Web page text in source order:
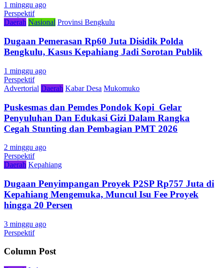
1 minggu ago
Perspektif
Daerah Nasional Provinsi Bengkulu
Dugaan Pemerasan Rp60 Juta Disidik Polda
Bengkulu, Kasus Kepahiang Jadi Sorotan Publik
1 minggu ago
Perspektif
Advertorial Daerah Kabar Desa Mukomuko
Puskesmas dan Pemdes Pondok Kopi Gelar
Penyuluhan Dan Edukasi Gizi Dalam Rangka
Cegah Stunting dan Pembagian PMT 2026
2 minggu ago
Perspektif
Daerah Kepahiang
Dugaan Penyimpangan Proyek P2SP Rp757 Juta di
Kepahiang Mengemuka, Muncul Isu Fee Proyek
hingga 20 Persen
3 minggu ago
Perspektif
Column Post